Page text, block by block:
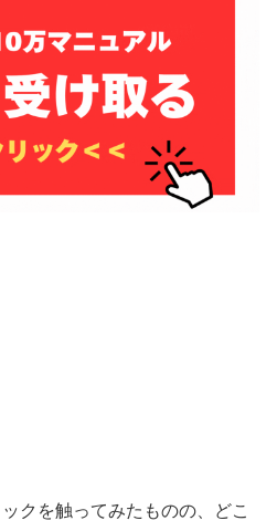
クを触ってみたものの、どこ